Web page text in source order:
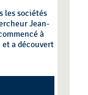
les sociétés
Jean-
à
et a découvert